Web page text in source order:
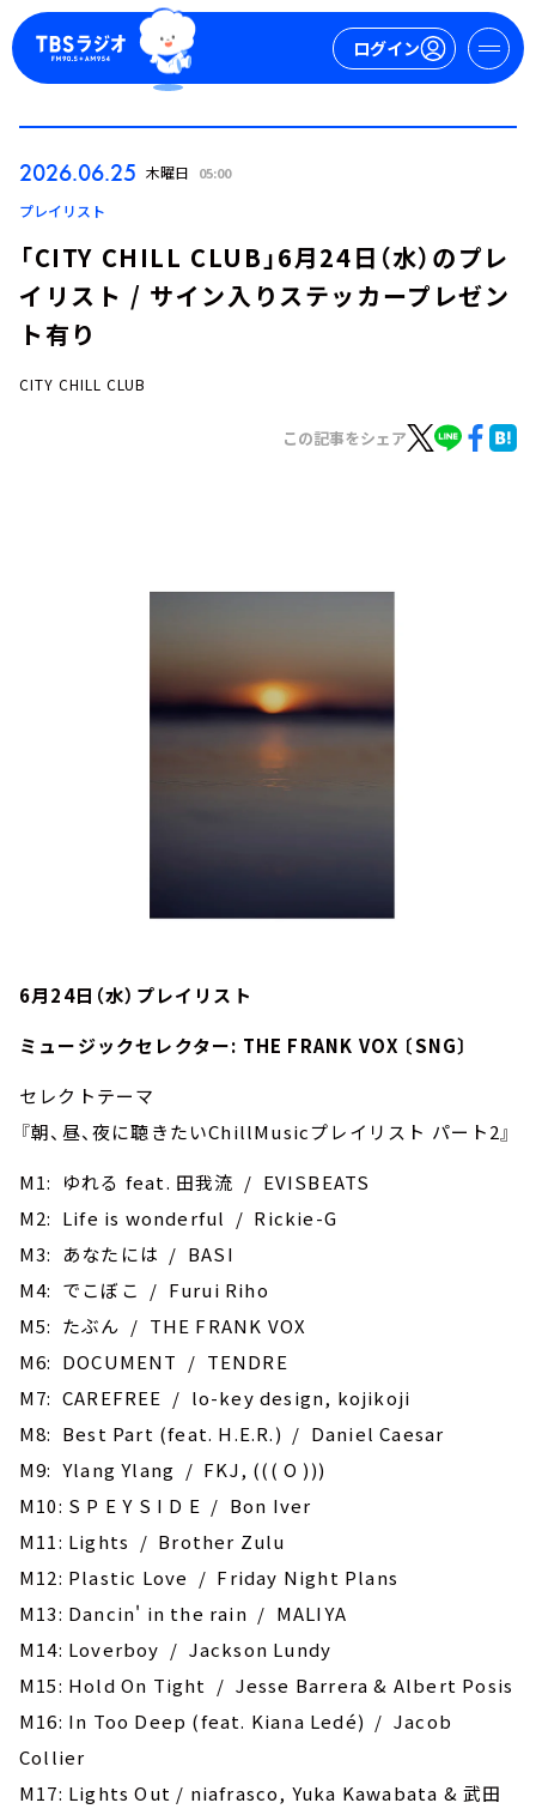
ログイン
2026.06.25 木曜日 05:00
プレイリスト
「CITY CHILL CLUB」6月24日（水）のプレ
イリスト / サイン入りステッカープレゼン
ト有り
CITY CHILL CLUB
この記事をシェア
6月24日（水）プレイリスト
ミュージックセレクター: THE FRANK VOX 〔SNG〕
セレクトテーマ
『朝、昼、夜に聴きたいChillMusicプレイリスト パート2』
M1: ゆれる feat. 田我流 / EVISBEATS
M2: Life is wonderful / Rickie-G
M3: あなたには / BASI
M4: でこぼこ / Furui Riho
M5: ‎たぶん / THE FRANK VOX
M6: DOCUMENT / TENDRE
M7: CAREFREE / lo-key design, kojikoji
M8: Best Part (feat. H.E.R.) / Daniel Caesar
M9: Ylang Ylang / FKJ, ((( O )))
M10: S P E Y S I D E / Bon Iver
M11: ‎Lights / Brother Zulu
M12: Plastic Love / Friday Night Plans
M13: Dancin' in the rain / MALIYA
M14: Loverboy / Jackson Lundy
M15: ‎Hold On Tight / Jesse Barrera & Albert Posis
M16: In Too Deep (feat. Kiana Ledé) / Jacob
Collier
M17: Lights Out / niafrasco, Yuka Kawabata & 武田